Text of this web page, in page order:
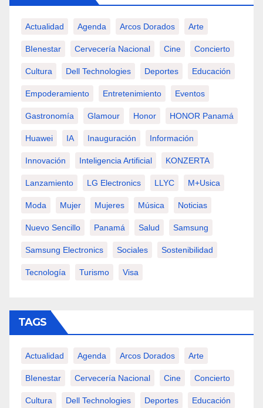
Actualidad Agenda Arcos Dorados Arte
BIenestar Cervecería Nacional Cine Concierto
Cultura Dell Technologies Deportes Educación
Empoderamiento Entretenimiento Eventos
Gastronomía Glamour Honor HONOR Panamá
Huawei IA Inauguración Información
Innovación Inteligencia Artificial KONZERTA
Lanzamiento LG Electronics LLYC M+usica
Moda Mujer Mujeres Música Noticias
Nuevo Sencillo Panamá Salud Samsung
Samsung Electronics Sociales Sostenibilidad
Tecnología Turismo Visa
TAGS
Actualidad Agenda Arcos Dorados Arte
BIenestar Cervecería Nacional Cine Concierto
Cultura Dell Technologies Deportes Educación